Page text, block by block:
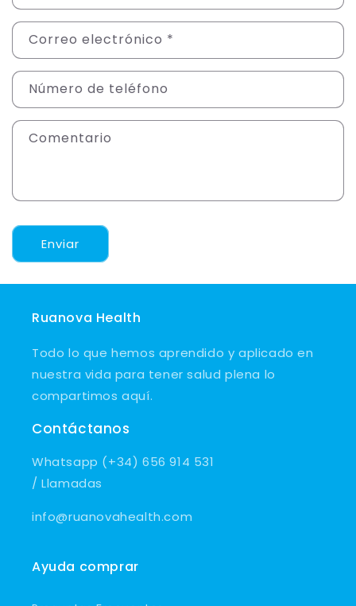
Correo electrónico *
Número de teléfono
Comentario
Enviar
Ruanova Health
Todo lo que hemos aprendido y aplicado en
nuestra vida para tener salud plena lo
compartimos aquí.
Contáctanos
Whatsapp (+34) 656 914 531
/ Llamadas
info@ruanovahealth.com
Ayuda comprar